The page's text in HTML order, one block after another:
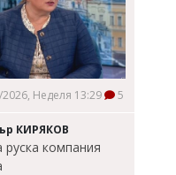
Неделя 13:29 5
КИРЯКОВ
руска компания